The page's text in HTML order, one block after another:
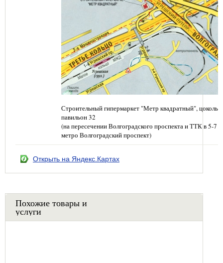
Строительный гипермаркет "Метр квадратный",
павильон 32
(на пересечении Волгоградского проспекта и ТТК в 5-7
метро Волгоградский проспект)
Открыть на Яндекс.Картах
Похожие товары и
услуги